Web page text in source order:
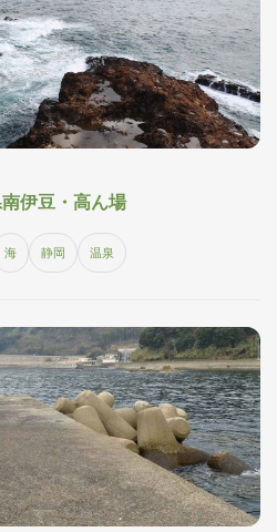
伊豆・高ん場
海 静岡 温泉